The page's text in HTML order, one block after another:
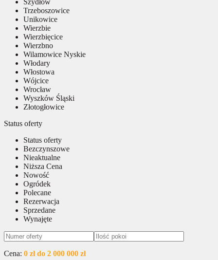
Trzeboszowice
Unikowice
Wierzbie
Wierzbięcice
Wierzbno
Wilamowice Nyskie
Włodary
Włostowa
Wójcice
Wrocław
Wyszków Śląski
Złotogłowice
Status oferty
Status oferty
Bezczynszowe
Nieaktualne
Niższa Cena
Nowość
Ogródek
Polecane
Rezerwacja
Sprzedane
Wynajęte
Cena: 0 zł do 2 000 000 zł